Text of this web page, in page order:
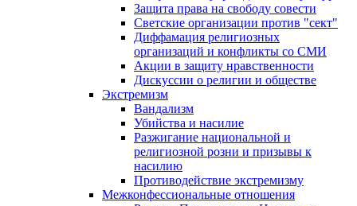
Защита права на свободу совести
Светские организации против "сект"
Диффамация религиозных
организаций и конфликты со СМИ
Акции в защиту нравственности
Дискуссии о религии и обществе
Экстремизм
Вандализм
Убийства и насилие
Разжигание национальной и
религиозной розни и призывы к
насилию
Противодействие экстремизму
Межконфессиональные отношения